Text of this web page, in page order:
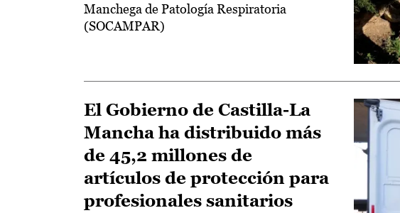
Manchega de Patología Respiratoria
(SOCAMPAR)
El Gobierno de Castilla-La
Mancha ha distribuido más
de 45,2 millones de
artículos de protección para
profesionales sanitarios